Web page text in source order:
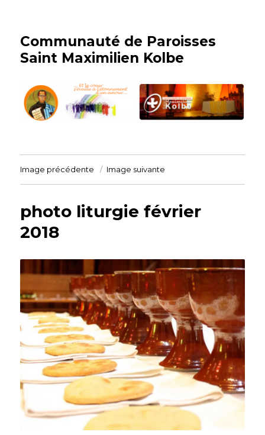
Communauté de Paroisses
Saint Maximilien Kolbe
Image précédente Image suivante
photo liturgie février
2018